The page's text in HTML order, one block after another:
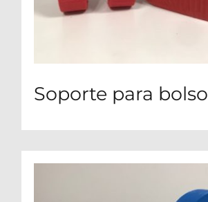
Soporte para bolso